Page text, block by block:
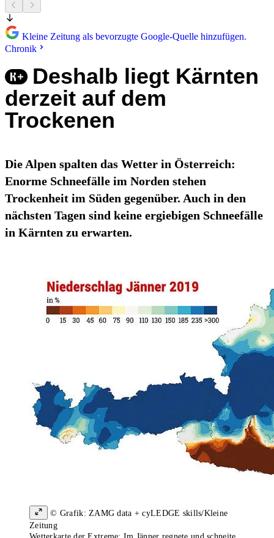
Kleine Zeitung als bevorzugte Google-Quelle hinzufügen.
Chronik
Deshalb liegt Kärnten
derzeit auf dem
Trockenen
Die Alpen spalten das Wetter in Österreich:
Enorme Schneefälle im Norden stehen
Trockenheit im Süden gegenüber. Auch in den
nächsten Tagen sind keine ergiebigen Schneefälle
in Kärnten zu erwarten.
© Grafik: ZAMG data + cyLEDGE skills/Kleine
Zeitung